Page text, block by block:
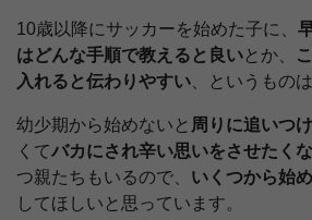
10歳以降にサッカーを始めた子に、
はどんな手順で教えると良いとか、
入れると伝わりやすい 、というもの
幼少期から始めないと 周りに追いつ
くてバカにされ辛い思いをさせたく
つ親たちもいるので、 いくつから始
してほしいと思っています。